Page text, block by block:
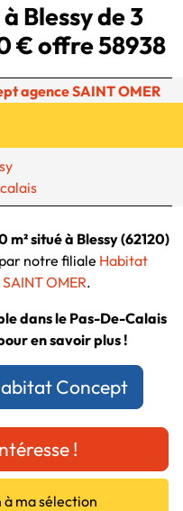
Blessy de 3
€ offre 58938
agence SAINT OMER
situé à Blessy (62120)
notre filiale Habitat
OMER.
dans le Pas-De-Calais
en savoir plus !
Concept
!
ma sélection